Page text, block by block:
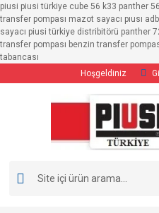
piusi piusi türkiye cube 56 k33 panther
transfer pompası mazot sayacı pıusı
sayacı piusi türkiye distribitörü panther
transfer pompası benzin transfer
tabancası
Hoşgeldiniz